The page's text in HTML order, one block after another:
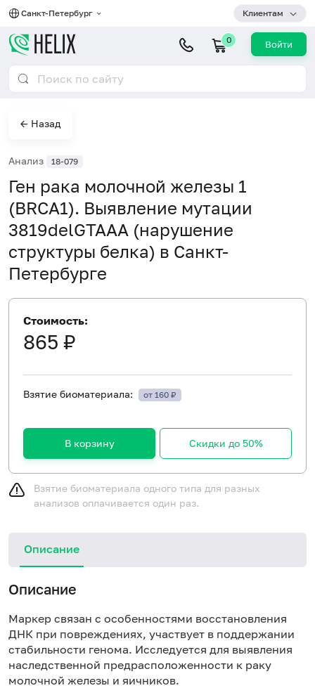
Санкт-Петербург Клиентам
0 Войти
← Назад
Анализ 18-079
Ген рака молочной железы 1
(BRCA1). Выявление мутации
3819delGTAAA (нарушение
структуры белка) в Санкт-
Петербурге
Стоимость:
865 ₽
Взятие биоматериала: от 160 ₽
В корзину Скидки до 50%
Взятие биоматериала одного типа для разных
анализов оплачивается один раз.
Описание
Описание
Маркер связан с особенностями восстановления
ДНК при повреждениях, участвует в поддержании
стабильности генома. Исследуется для выявления
наследственной предрасположенности к раку
молочной железы и яичников.